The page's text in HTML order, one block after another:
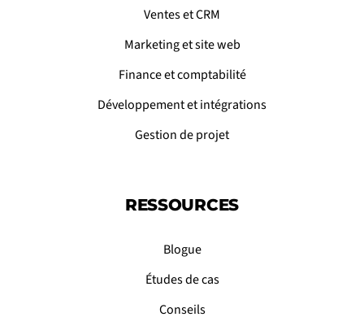
Ventes et CRM
Marketing et site web
Finance et comptabilité
Développement et intégrations
Gestion de projet
RESSOURCES
Blogue
Études de cas
Conseils